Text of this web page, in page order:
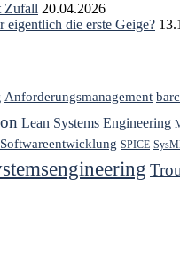
Zufall 20.04.2026
die erste Geige?
Anforderungsmanagement
Lean Systems Engineering
Softwareentwicklung SPICE